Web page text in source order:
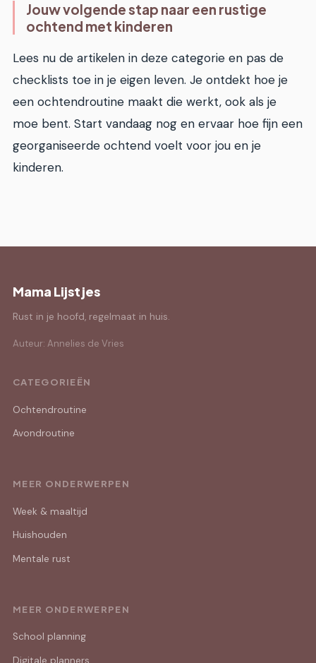
Jouw volgende stap naar een rustige
ochtend met kinderen
Lees nu de artikelen in deze categorie en pas de
checklists toe in je eigen leven. Je ontdekt hoe je
een ochtendroutine maakt die werkt, ook als je
moe bent. Start vandaag nog en ervaar hoe fijn een
georganiseerde ochtend voelt voor jou en je
kinderen.
Mama Lijstjes
Rust in je hoofd, regelmaat in huis.
Auteur: Annelies de Vries
CATEGORIEËN
Ochtendroutine
Avondroutine
MEER ONDERWERPEN
Week & maaltijd
Huishouden
Mentale rust
MEER ONDERWERPEN
School planning
Digitale planners